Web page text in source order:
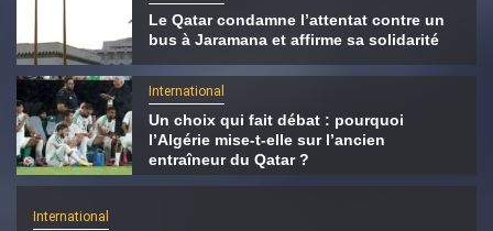
Le Qatar condamne l’attentat contre un
bus à Jaramana et affirme sa solidarité
International
Un choix qui fait débat : pourquoi
l’Algérie mise-t-elle sur l’ancien
entraîneur du Qatar ?
International